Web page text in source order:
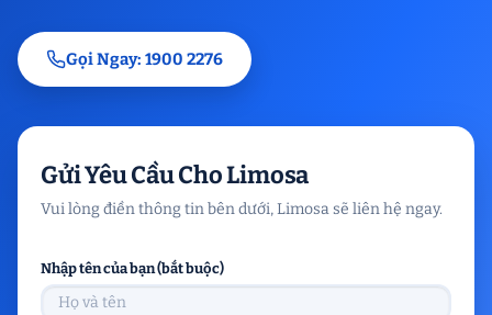
Gọi Ngay: 1900 2276
Gửi Yêu Cầu Cho Limosa
Vui lòng điền thông tin bên dưới, Limosa sẽ liên hệ ngay.
Nhập tên của bạn (bắt buộc)